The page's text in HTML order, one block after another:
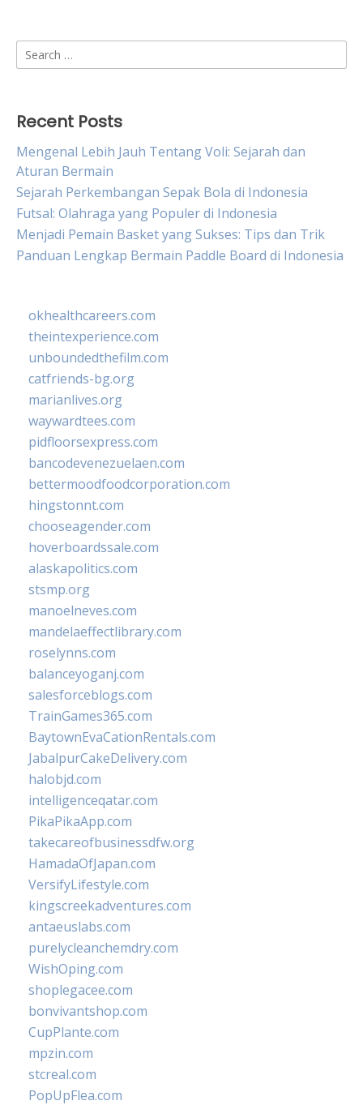
Search
for:
Recent Posts
Mengenal Lebih Jauh Tentang Voli: Sejarah dan
Aturan Bermain
Sejarah Perkembangan Sepak Bola di Indonesia
Futsal: Olahraga yang Populer di Indonesia
Menjadi Pemain Basket yang Sukses: Tips dan Trik
Panduan Lengkap Bermain Paddle Board di Indonesia
okhealthcareers.com
theintexperience.com
unboundedthefilm.com
catfriends-bg.org
marianlives.org
waywardtees.com
pidfloorsexpress.com
bancodevenezuelaen.com
bettermoodfoodcorporation.com
hingstonnt.com
chooseagender.com
hoverboardssale.com
alaskapolitics.com
stsmp.org
manoelneves.com
mandelaeffectlibrary.com
roselynns.com
balanceyoganj.com
salesforceblogs.com
TrainGames365.com
BaytownEvaCationRentals.com
JabalpurCakeDelivery.com
halobjd.com
intelligenceqatar.com
PikaPikaApp.com
takecareofbusinessdfw.org
HamadaOfJapan.com
VersifyLifestyle.com
kingscreekadventures.com
antaeuslabs.com
purelycleanchemdry.com
WishOping.com
shoplegacee.com
bonvivantshop.com
CupPlante.com
mpzin.com
stcreal.com
PopUpFlea.com